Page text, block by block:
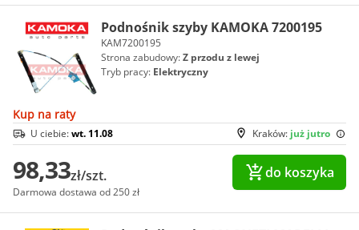
Podnośnik szyby KAMOKA 7200195
KAM7200195
Strona zabudowy:Z przodu z lewej
Tryb pracy: Elektryczny
Kup na raty
Kraków: już jutro
U ciebie:wt. 11.08
98,33zł/szt.
Darmowa dostawa od 250 zł
do koszyka